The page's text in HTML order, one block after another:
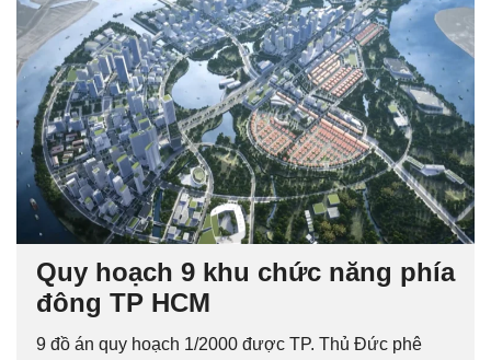
Quy hoạch 9 khu chức năng phía
đông TP HCM
9 đồ án quy hoạch 1/2000 được TP. Thủ Đức phê